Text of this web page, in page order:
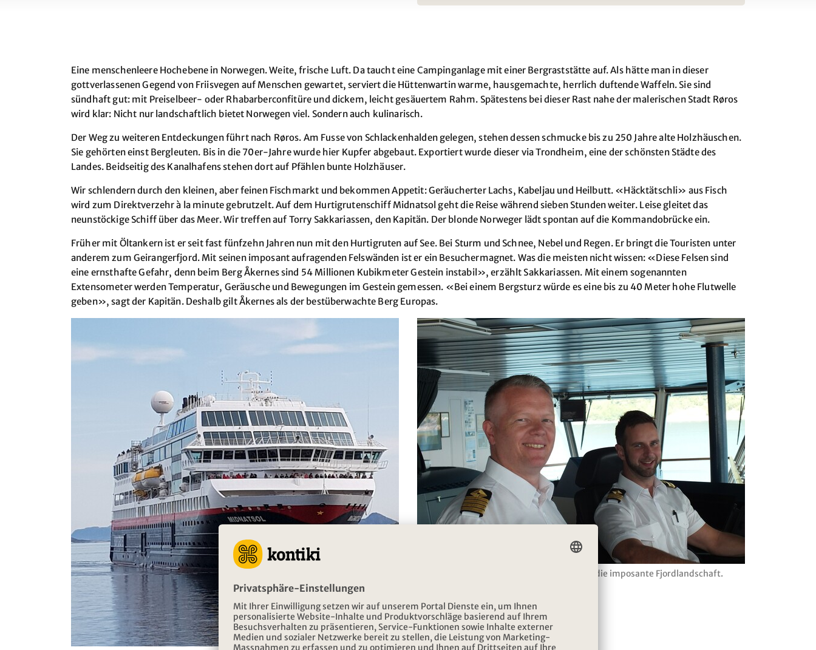
Eine menschenleere Hochebene in Norwegen. Weite, frische Luft. Da taucht eine Campinganlage mit einer Bergraststätte auf. Als hätte man in dieser
gottverlassenen Gegend von Friisvegen auf Menschen gewartet, serviert die Hüttenwartin warme, hausgemachte, herrlich duftende Waffeln. Sie sind
sündhaft gut: mit Preiselbeer- oder Rhabarberconfitüre und dickem, leicht gesäuertem Rahm. Spätestens bei dieser Rast nahe der malerischen Stadt Røros
wird klar: Nicht nur landschaftlich bietet Norwegen viel. Sondern auch kulinarisch.
Der Weg zu weiteren Entdeckungen führt nach Røros. Am Fusse von Schlackenhalden gelegen, stehen dessen schmucke bis zu 250 Jahre alte Holzhäuschen.
Sie gehörten einst Bergleuten. Bis in die 70er-Jahre wurde hier Kupfer abgebaut. Exportiert wurde dieser via Trondheim, eine der schönsten Städte des
Landes. Beidseitig des Kanalhafens stehen dort auf Pfählen bunte Holzhäuser.
Wir schlendern durch den kleinen, aber feinen Fischmarkt und bekommen Appetit: Geräucherter Lachs, Kabeljau und Heilbutt. «Häcktätschli» aus Fisch
wird zum Direktverzehr à la minute gebrutzelt. Auf dem Hurtigrutenschiff Midnatsol geht die Reise während sieben Stunden weiter. Leise gleitet das
neunstöckige Schiff über das Meer. Wir treffen auf Torry Sakkariassen, den Kapitän. Der blonde Norweger lädt spontan auf die Kommandobrücke ein.
Früher mit Öltankern ist er seit fast fünfzehn Jahren nun mit den Hurtigruten auf See. Bei Sturm und Schnee, Nebel und Regen. Er bringt die Touristen unter
anderem zum Geirangerfjord. Mit seinen imposant aufragenden Felswänden ist er ein Besuchermagnet. Was die meisten nicht wissen: «Diese Felsen sind
eine ernsthafte Gefahr, denn beim Berg Åkernes sind 54 Millionen Kubikmeter Gestein instabil», erzählt Sakkariassen. Mit einem sogenannten
Extensometer werden Temperatur, Geräusche und Bewegungen im Gestein gemessen. «Bei einem Bergsturz würde es eine bis zu 40 Meter hohe Flutwelle
geben», sagt der Kapitän. Deshalb gilt Åkernes als der bestüberwachte Berg Europas.
Die Kapitäne der Hurtigruten führen durch die imposante Fjordlandschaft.